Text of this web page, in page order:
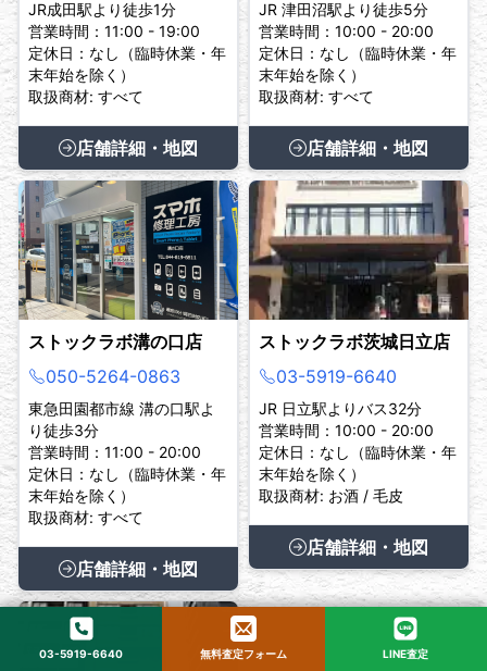
JR成田駅より徒歩1分
営業時間：11:00 - 19:00
定休日：なし（臨時休業・年
末年始を除く）
取扱商材: すべて
店舗詳細・地図
JR 津田沼駅より徒歩5分
営業時間：10:00 - 20:00
定休日：なし（臨時休業・年
末年始を除く）
取扱商材: すべて
店舗詳細・地図
ストックラボ溝の口店
050-5264-0863
東急田園都市線 溝の口駅よ
り徒歩3分
営業時間：11:00 - 20:00
定休日：なし（臨時休業・年
末年始を除く）
取扱商材: すべて
店舗詳細・地図
ストックラボ茨城日立店
03-5919-6640
JR 日立駅よりバス32分
営業時間：10:00 - 20:00
定休日：なし（臨時休業・年
末年始を除く）
取扱商材: お酒 / 毛皮
店舗詳細・地図
03-5919-6640 無料査定フォーム LINE査定